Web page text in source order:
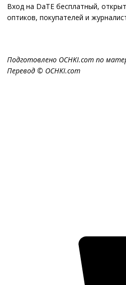
Вход на DaTE бесплатный,
оптиков, покупателей и
Подготовлено OCHKI.com по
Перевод © OCHKI.com